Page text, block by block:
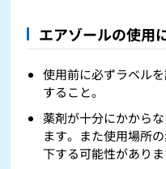
エアゾールの使用
使用前に必ずラベル
すること。
薬剤が十分にかから
ます。また使用場所
下する可能性がありま